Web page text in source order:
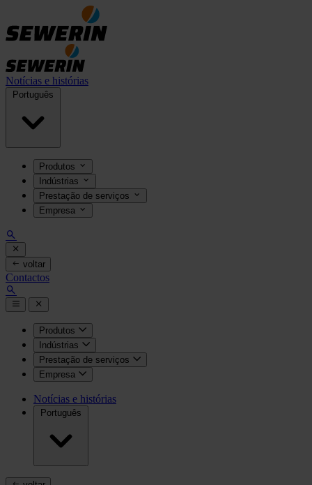
Notícias e histórias
Português
Produtos
Indústrias
Prestação de serviços
Empresa
voltar
Contactos
Produtos
Indústrias
Prestação de serviços
Empresa
Notícias e histórias
Português